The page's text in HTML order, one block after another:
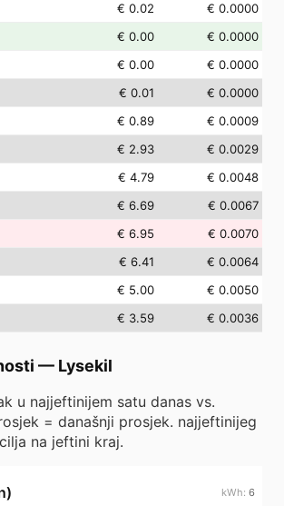
€ 0.02
€ 0.0000
€ 0.00
€ 0.0000
€ 0.00
€ 0.0000
€ 0.01
€ 0.0000
€ 0.89
€ 0.0009
€ 2.93
€ 0.0029
€ 4.79
€ 0.0048
€ 6.69
€ 0.0067
€ 6.95
€ 0.0070
€ 6.41
€ 0.0064
€ 5.00
€ 0.0050
€ 3.59 € 0.0036
— Lysekil
u najjeftinijem satu danas vs.
= današnji prosjek. najjeftinijeg
na jeftini kraj.
6